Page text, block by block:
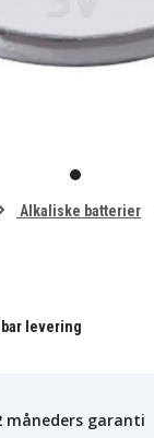
item
0
Alkaliske batterier
levering
måneders garanti